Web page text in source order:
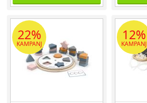
22%
KAMPANJ
12%
KAMPANJ